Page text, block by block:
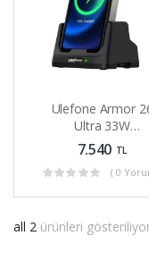
Ulefone Armor
Ultra 33W
Masaüstü Şarj
İstasyonu
7.540 TL
( 0
all 2 ürünleri